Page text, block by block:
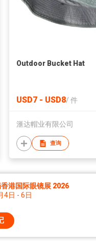
Outdoor Bucket Hat
USD7 - USD8/ 件
滙达帽业有限公司
查询
港国际眼镜展 2026
4日 - 6日